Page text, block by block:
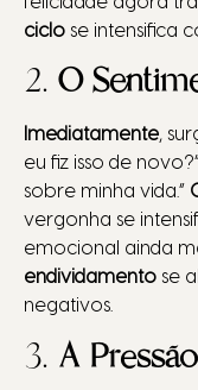
ciclo se intensifica
2. O
Imediatamente,
eu fiz isso de novo?”
sobre minha vida.”
vergonha se
emocional ainda
endividamento se
negativos.
3. A